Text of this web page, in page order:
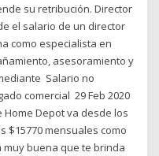
su retribución. Director
el salario de un director
como especialista en
asesoramiento y
Salario no
comercial 29 Feb 2020
Depot va desde los
$15770 mensuales como
muy buena que te brinda